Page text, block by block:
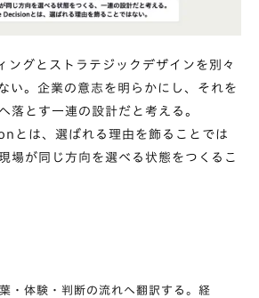
ングとストラテジックデザインを別々
い。企業の意志を明らかにし、それを
落とす一連の設計だと考える。
は、選ばれる理由を飾ることでは
場が同じ方向を選べる状態をつくるこ
・体験・判断の流れへ翻訳する。経